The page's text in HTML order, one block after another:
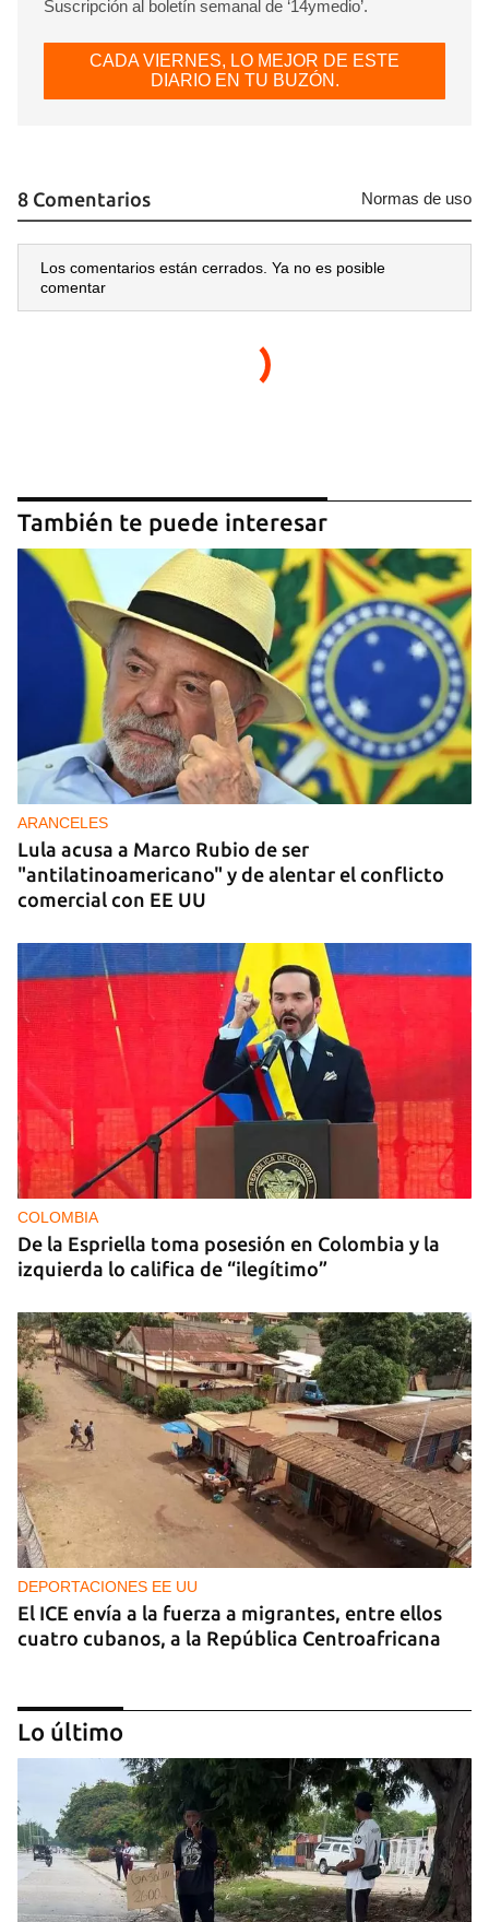
Suscripción al boletín semanal de ‘14ymedio’.
CADA VIERNES, LO MEJOR DE ESTE
DIARIO EN TU BUZÓN.
8 Comentarios Normas de uso
Los comentarios están cerrados. Ya no es posible
comentar
También te puede interesar
ARANCELES
Lula acusa a Marco Rubio de ser
"antilatinoamericano" y de alentar el conflicto
comercial con EE UU
COLOMBIA
De la Espriella toma posesión en Colombia y la
izquierda lo califica de “ilegítimo”
DEPORTACIONES EE UU
El ICE envía a la fuerza a migrantes, entre ellos
cuatro cubanos, a la República Centroafricana
Lo último